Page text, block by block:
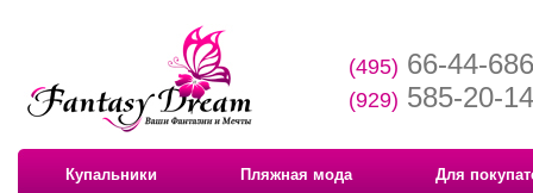
(495) 66-44-686
(929) 585-20-14
Купальники Пляжная мода Для